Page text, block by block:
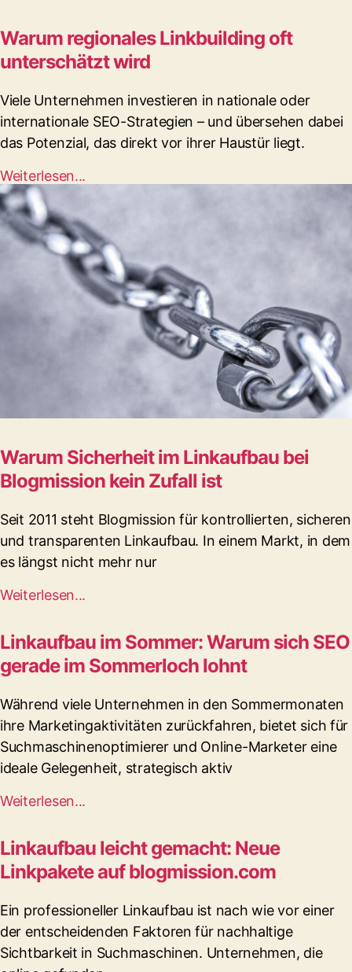
Warum regionales Linkbuilding oft
unterschätzt wird
Viele Unternehmen investieren in nationale oder
internationale SEO-Strategien – und übersehen dabei
das Potenzial, das direkt vor ihrer Haustür liegt.
Weiterlesen...
Warum Sicherheit im Linkaufbau bei
Blogmission kein Zufall ist
Seit 2011 steht Blogmission für kontrollierten, sicheren
und transparenten Linkaufbau. In einem Markt, in dem
es längst nicht mehr nur
Weiterlesen...
Linkaufbau im Sommer: Warum sich SEO
gerade im Sommerloch lohnt
Während viele Unternehmen in den Sommermonaten
ihre Marketingaktivitäten zurückfahren, bietet sich für
Suchmaschinenoptimierer und Online-Marketer eine
ideale Gelegenheit, strategisch aktiv
Weiterlesen...
Linkaufbau leicht gemacht: Neue
Linkpakete auf blogmission.com
Ein professioneller Linkaufbau ist nach wie vor einer
der entscheidenden Faktoren für nachhaltige
Sichtbarkeit in Suchmaschinen. Unternehmen, die